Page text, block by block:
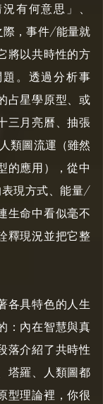
有何意思」、
際，事件/能量就
將以共時性的方
。透過分析事
占星學原型、或
三月亮曆、抽張
類圖流運（雖然
的應用），從中
現方式、能量/
生命中看似毫不
釋現況並把它整
各具特色的人生
：內在智慧與真
落介紹了共時性
塔羅、人類圖都
型理論裡，你很